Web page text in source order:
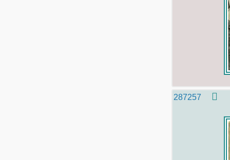
287257